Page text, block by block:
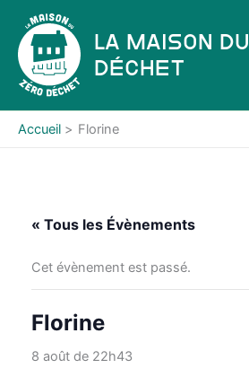
contenu
La Maison
Déchet
Accueil Florine
« Tous les Évènements
Cet évènement est passé.
Florine
8 août de 22h43